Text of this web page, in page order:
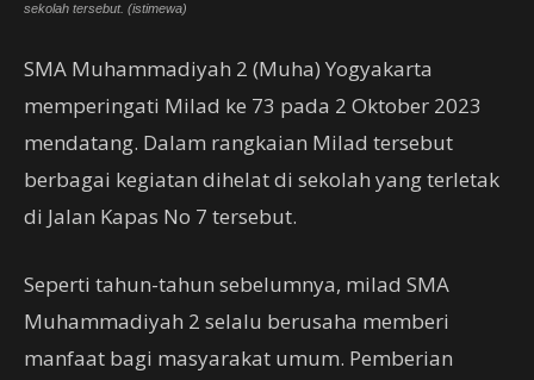
sekolah tersebut. (istimewa)
SMA Muhammadiyah 2 (Muha) Yogyakarta
memperingati Milad ke 73 pada 2 Oktober 2023
mendatang. Dalam rangkaian Milad tersebut
berbagai kegiatan dihelat di sekolah yang terletak
di Jalan Kapas No 7 tersebut.
Seperti tahun-tahun sebelumnya, milad SMA
Muhammadiyah 2 selalu berusaha memberi
manfaat bagi masyarakat umum. Pemberian